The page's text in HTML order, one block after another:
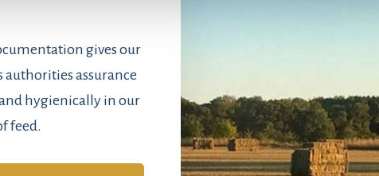
gives our
authorities assurance
hygienically in our
feed.​​